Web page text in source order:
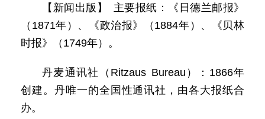
【新闻出版】 主要报纸：《日德兰邮报》
（1871年）、《政治报》（1884年）、《贝林
时报》（1749年）。
丹麦通讯社（Ritzaus Bureau）：1866年
创建。丹唯一的全国性通讯社，由各大报纸合
办。